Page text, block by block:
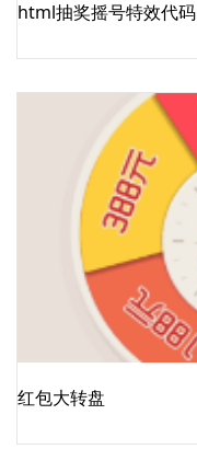
html抽奖摇号特效代码
红包大转盘